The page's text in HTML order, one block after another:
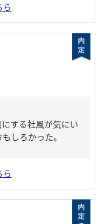
する社風が気にい
しろかった。